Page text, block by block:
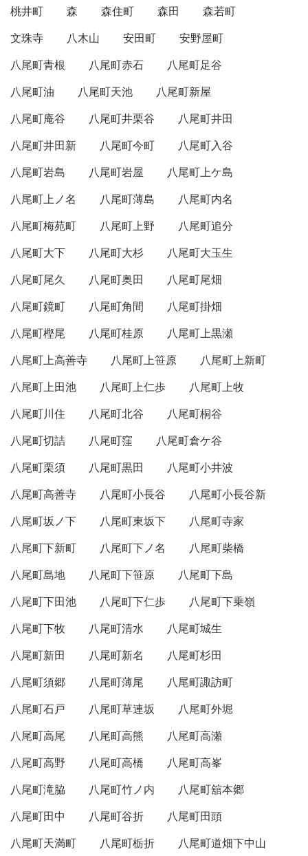
桃井町 森 森住町 森田
森若町
文珠寺
八木山 安田町
安野屋町
八尾町青根
八尾町赤石
八尾町足谷
八尾町油
八尾町天池
八尾町新屋
八尾町庵谷
八尾町井栗谷
八尾町井田
八尾町井田新
八尾町今町
八尾町入谷
八尾町岩島
八尾町岩屋
八尾町上ケ島
八尾町上ノ名
八尾町薄島
八尾町内名
八尾町梅苑町
八尾町上野
八尾町追分
八尾町大下
八尾町大杉
八尾町大玉生
八尾町尾久
八尾町奥田
八尾町尾畑
八尾町鏡町
八尾町角間
八尾町掛畑
八尾町樫尾
八尾町桂原
八尾町上黒瀬
八尾町上高善寺
八尾町上笹原
八尾町上新町
八尾町上田池
八尾町上仁歩
八尾町上牧
八尾町川住
八尾町北谷
八尾町桐谷
八尾町切詰
八尾町窪
八尾町倉ケ谷
八尾町栗須
八尾町黒田
八尾町小井波
八尾町高善寺
八尾町小長谷
八尾町小長谷新
八尾町坂ノ下
八尾町東坂下
八尾町寺家
八尾町下新町
八尾町下ノ名
八尾町柴橋
八尾町島地
八尾町下笹原
八尾町下島
八尾町下田池
八尾町下仁歩
八尾町下乗嶺
八尾町下牧
八尾町清水
八尾町城生
八尾町新田
八尾町新名
八尾町杉田
八尾町須郷
八尾町薄尾
八尾町諏訪町
八尾町石戸
八尾町草連坂
八尾町外堀
八尾町高尾
八尾町高熊
八尾町高瀬
八尾町高野
八尾町高橋
八尾町高峯
八尾町滝脇
八尾町竹ノ内
八尾町舘本郷
八尾町田中
八尾町谷折
八尾町田頭
八尾町天満町
八尾町栃折
八尾町道畑下中山